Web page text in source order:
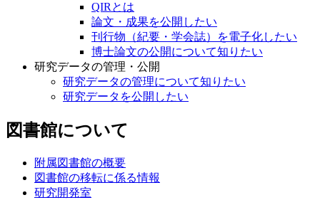
QIRとは
論文・成果を公開したい
刊行物（紀要・学会誌）を電子化したい
博士論文の公開について知りたい
研究データの管理・公開
研究データの管理について知りたい
研究データを公開したい
図書館について
附属図書館の概要
図書館の移転に係る情報
研究開発室